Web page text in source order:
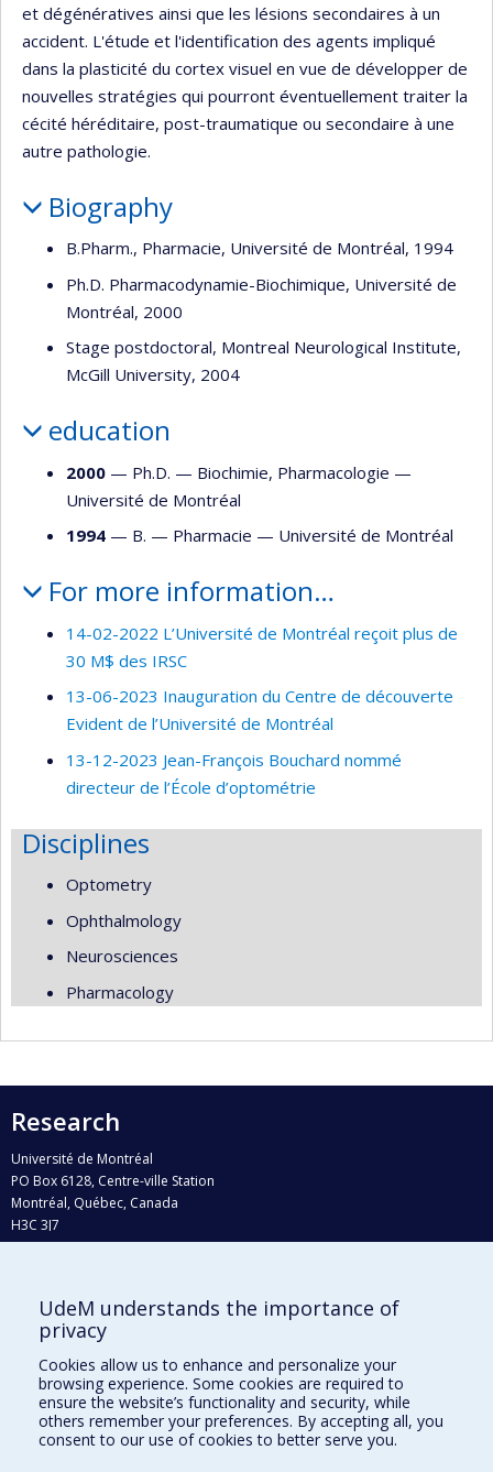
et dégénératives ainsi que les lésions secondaires à un
accident. L'étude et l'identification des agents impliqué
dans la plasticité du cortex visuel en vue de développer de
nouvelles stratégies qui pourront éventuellement traiter la
cécité héréditaire, post-traumatique ou secondaire à une
autre pathologie.
Biography
B.Pharm., Pharmacie, Université de Montréal, 1994
Ph.D. Pharmacodynamie-Biochimique, Université de
Montréal, 2000
Stage postdoctoral, Montreal Neurological Institute,
McGill University, 2004
education
2000 — Ph.D. — Biochimie, Pharmacologie —
Université de Montréal
1994 — B. — Pharmacie — Université de Montréal
For more information…
14-02-2022 L’Université de Montréal reçoit plus de
30 M$ des IRSC
13-06-2023 Inauguration du Centre de découverte
Evident de l’Université de Montréal
13-12-2023 Jean-François Bouchard nommé
directeur de l’École d’optométrie
Disciplines
Optometry
Ophthalmology
Neurosciences
Pharmacology
Research
Université de Montréal
PO Box 6128, Centre-ville Station
Montréal, Québec, Canada
H3C 3J7
Who does what?
Find us
Site map
Accessibility
UdeM understands the importance of
privacy
Cookies allow us to enhance and personalize your
browsing experience. Some cookies are required to
ensure the website’s functionality and security, while
others remember your preferences. By accepting all, you
consent to our use of cookies to better serve you.